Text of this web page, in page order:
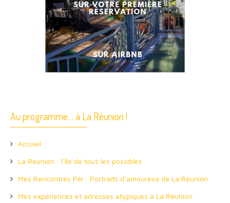
Au programme… à La Réunion !
Accueil
La Réunion : l’Île de tous les possibles
Mes Rencontres Péi : Portraits d’amoureux de La Réunion
Mes expériences et adresses atypiques à La Réunion